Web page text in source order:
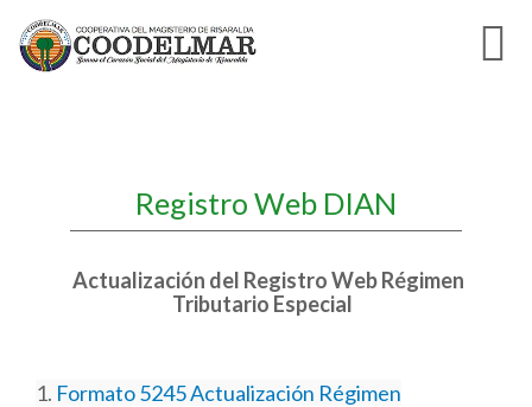
Registro Web DIAN
Actualización del Registro Web Régimen
Tributario Especial
1. Formato 5245 Actualización Régimen